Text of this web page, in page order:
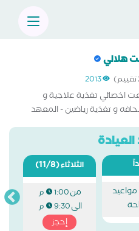
هلالي
2013
اخصائي تغذية علاجية و
و تغذية رياضين - المعهد
عضو الجمعية المصرية لعلاج و
محاربة السمنة ESHTEN هيئة مستشفيات
جامعة القاهرة
الثلاثاء(11/8)
من1:00 م
الى9:30 م
إحجز